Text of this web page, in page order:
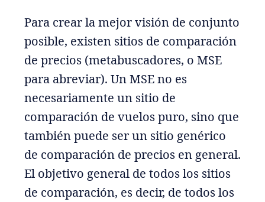
Para crear la mejor visión de conjunto
posible, existen sitios de comparación
de precios (metabuscadores, o MSE
para abreviar). Un MSE no es
necesariamente un sitio de
comparación de vuelos puro, sino que
también puede ser un sitio genérico
de comparación de precios en general.
El objetivo general de todos los sitios
de comparación, es decir, de todos los